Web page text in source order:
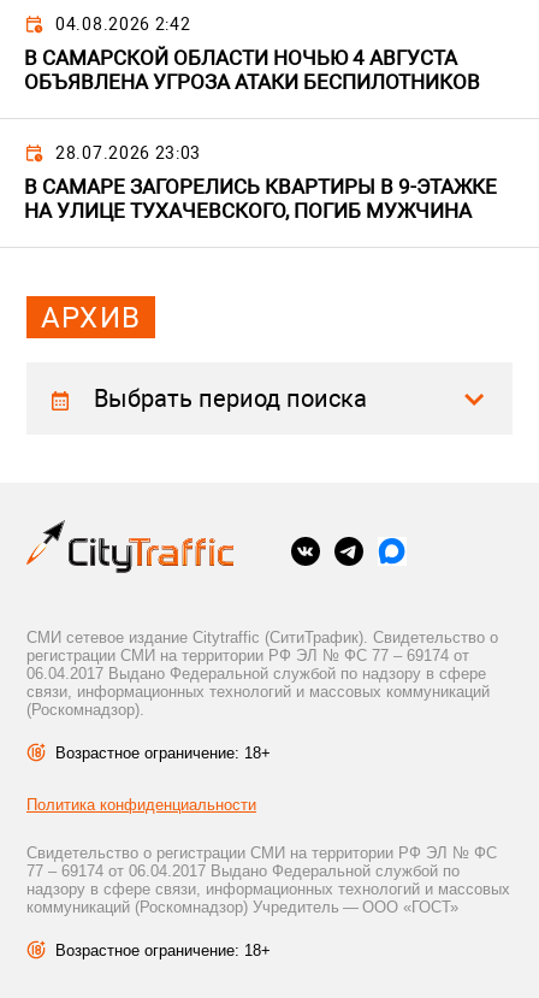
04.08.2026 2:42
В САМАРСКОЙ ОБЛАСТИ НОЧЬЮ 4 АВГУСТА
ОБЪЯВЛЕНА УГРОЗА АТАКИ БЕСПИЛОТНИКОВ
28.07.2026 23:03
В САМАРЕ ЗАГОРЕЛИСЬ КВАРТИРЫ В 9-ЭТАЖКЕ
НА УЛИЦЕ ТУХАЧЕВСКОГО, ПОГИБ МУЖЧИНА
АРХИВ
Выбрать период поиска
СМИ сетевое издание Citytraffic (СитиТрафик). Свидетельство о
регистрации СМИ на территории РФ ЭЛ № ФС 77 – 69174 от
06.04.2017 Выдано Федеральной службой по надзору в сфере
связи, информационных технологий и массовых коммуникаций
(Роскомнадзор).
Возрастное ограничение: 18+
Политика конфиденциальности
Свидетельство о регистрации СМИ на территории РФ ЭЛ № ФС
77 – 69174 от 06.04.2017 Выдано Федеральной службой по
надзору в сфере связи, информационных технологий и массовых
коммуникаций (Роскомнадзор) Учредитель — ООО «ГОСТ»
Возрастное ограничение: 18+